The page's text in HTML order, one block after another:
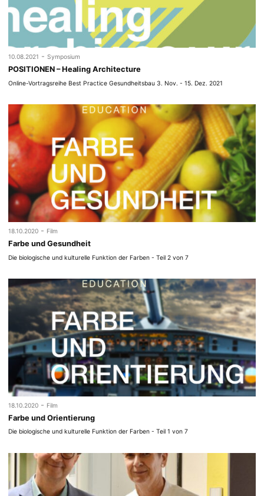
10.08.2021 - Symposium
POSITIONEN – Healing Architecture
Online-Vortragsreihe Best Practice Gesundheitsbau 3. Nov. - 15. Dez. 2021
18.10.2020 - Film
Farbe und Gesundheit
Die biologische und kulturelle Funktion der Farben - Teil 2 von 7
18.10.2020 - Film
Farbe und Orientierung
Die biologische und kulturelle Funktion der Farben - Teil 1 von 7